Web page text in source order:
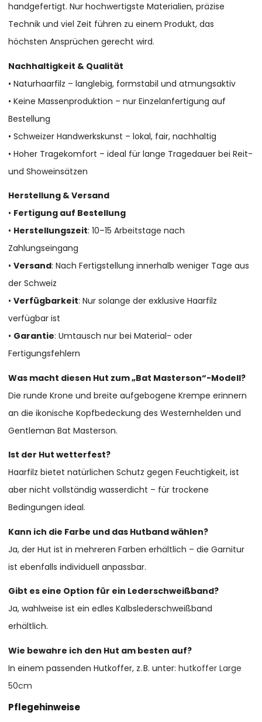
handgefertigt. Nur hochwertigste Materialien, präzise
Technik und viel Zeit führen zu einem Produkt, das
höchsten Ansprüchen gerecht wird.
Nachhaltigkeit & Qualität
• Naturhaarfilz – langlebig, formstabil und atmungsaktiv
• Keine Massenproduktion – nur Einzelanfertigung auf
Bestellung
• Schweizer Handwerkskunst – lokal, fair, nachhaltig
• Hoher Tragekomfort – ideal für lange Tragedauer bei Reit-
und Showeinsätzen
Herstellung & Versand
• Fertigung auf Bestellung
• Herstellungszeit: 10–15 Arbeitstage nach
Zahlungseingang
•Versand: Nach Fertigstellung innerhalb weniger Tage aus
der Schweiz
•Verfügbarkeit: Nur solange der exklusive Haarfilz
verfügbar ist
• Garantie: Umtausch nur bei Material- oder
Fertigungsfehlern
Was macht diesen Hut zum „Bat Masterson“-Modell?
Die runde Krone und breite aufgebogene Krempe erinnern
an die ikonische Kopfbedeckung des Westernhelden und
Gentleman Bat Masterson.
Ist der Hut wetterfest?
Haarfilz bietet natürlichen Schutz gegen Feuchtigkeit, ist
aber nicht vollständig wasserdicht – für trockene
Bedingungen ideal.
Kann ich die Farbe und das Hutband wählen?
Ja, der Hut ist in mehreren Farben erhältlich – die Garnitur
ist ebenfalls individuell anpassbar.
Gibt es eine Option für ein Lederschweißband?
Ja, wahlweise ist ein edles Kalbslederschweißband
erhältlich.
Wie bewahre ich den Hut am besten auf?
In einem passenden Hutkoffer, z. B. unter:hutkoffer Large
50cm
Pflegehinweise